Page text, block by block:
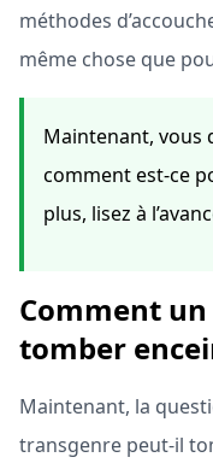
méthodes
même chose que
Maintenant, vous
comment est-ce
plus, lisez à
Comment
tomber
Maintenant, la
transgenre peut-il